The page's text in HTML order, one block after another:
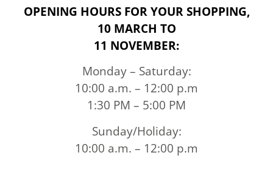
OPENING HOURS FOR YOUR SHOPPING,
10 MARCH TO
11 NOVEMBER:
Monday – Saturday:
10:00 a.m. – 12:00 p.m
1:30 PM – 5:00 PM
Sunday/Holiday:
10:00 a.m. – 12:00 p.m